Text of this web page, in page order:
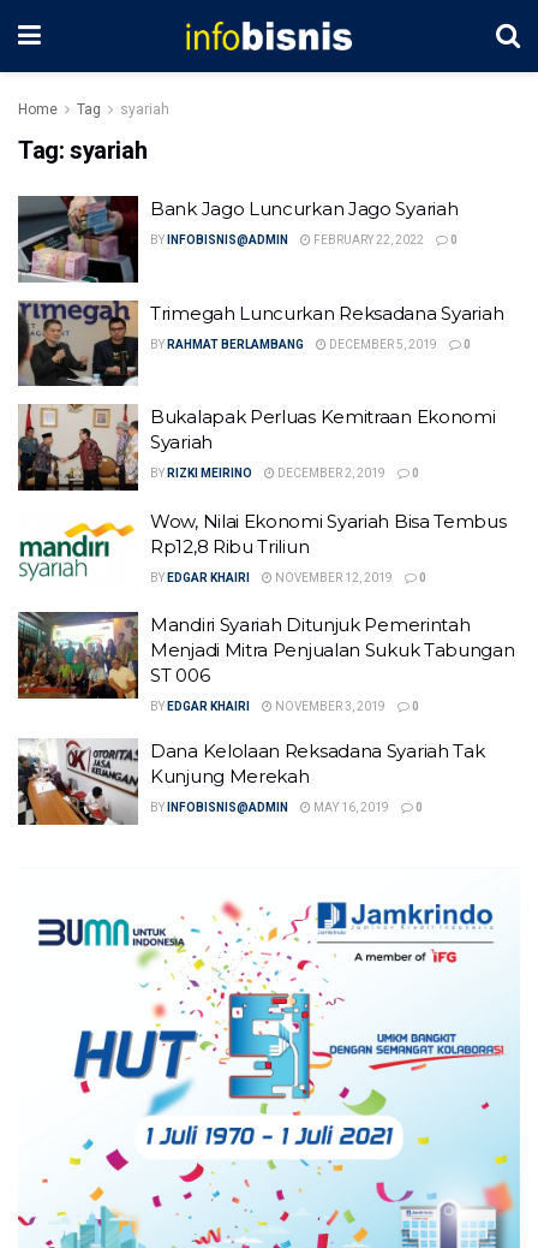
Home Tag syariah
Tag: syariah
Bank Jago Luncurkan Jago Syariah
BY INFOBISNIS@ADMIN FEBRUARY 22, 2022 0
Trimegah Luncurkan Reksadana Syariah
BY RAHMAT BERLAMBANG DECEMBER 5, 2019 0
Bukalapak Perluas Kemitraan Ekonomi
Syariah
BY RIZKI MEIRINO DECEMBER 2, 2019 0
Wow, Nilai Ekonomi Syariah Bisa Tembus
Rp12,8 Ribu Triliun
BY EDGAR KHAIRI NOVEMBER 12, 2019 0
Mandiri Syariah Ditunjuk Pemerintah
Menjadi Mitra Penjualan Sukuk Tabungan
ST 006
BY EDGAR KHAIRI NOVEMBER 3, 2019 0
Dana Kelolaan Reksadana Syariah Tak
Kunjung Merekah
BY INFOBISNIS@ADMIN MAY 16, 2019 0